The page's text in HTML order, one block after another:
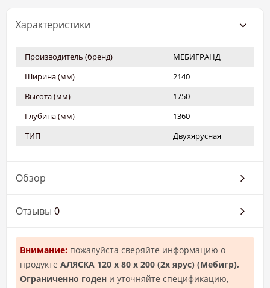
Характеристики
Производитель (бренд)
МЕБИГРАНД
Ширина (мм)
2140
Высота (мм)
1750
Глубина (мм)
1360
ТИП
Двухярусная
Обзор
Отзывы 0
Внимание: пожалуйста сверяйте информацию о
продукте АЛЯСКА 120 х 80 х 200 (2х ярус) (Мебигр),
Ограниченно годен и уточняйте спецификацию,